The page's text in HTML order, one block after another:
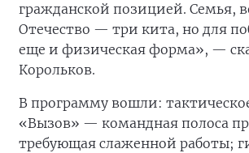
гражданской позицией. Семья,
Отечество — три кита, но для
еще и физическая форма», —
Корольков.
В программу вошли:
«Вызов» — командная полоса
требующая слаженной работы;